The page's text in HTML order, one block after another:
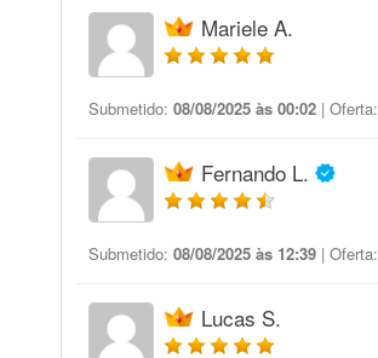
Mariele A.
Submetido: 08/08/2025 às 00:02 | Oferta:
Fernando L.
Submetido: 08/08/2025 às 12:39 | Oferta:
Lucas S.